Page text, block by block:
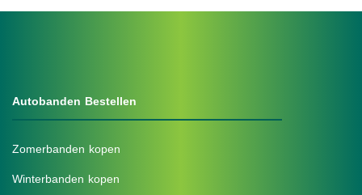
Autobanden Bestellen
Zomerbanden kopen
Winterbanden kopen